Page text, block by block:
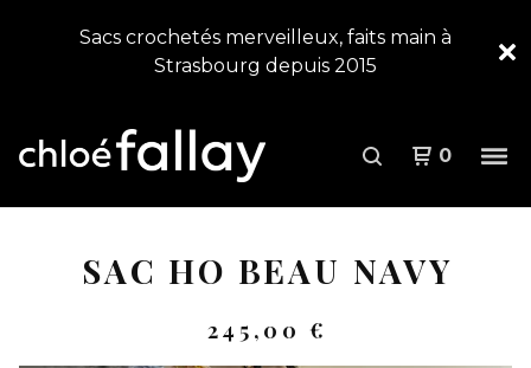
Sacs crochetés merveilleux, faits main à
Strasbourg depuis 2015
0
SAC HO BEAU NAVY
245,00€